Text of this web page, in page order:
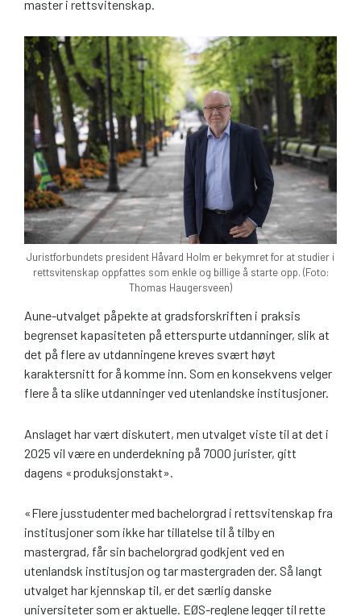
master i rettsvitenskap.
Juristforbundets president Håvard Holm er bekymret for at studier i
rettsvitenskap oppfattes som enkle og billige å starte opp. (Foto:
Thomas Haugersveen)
Aune-utvalget påpekte at gradsforskriften i praksis
begrenset kapasiteten på etterspurte utdanninger, slik at
det på flere av utdanningene kreves svært høyt
karaktersnitt for å komme inn. Som en konsekvens velger
flere å ta slike utdanninger ved utenlandske institusjoner.
Anslaget har vært diskutert, men utvalget viste til at det i
2025 vil være en underdekning på 7000 jurister, gitt
dagens «produksjonstakt».
«Flere jusstudenter med bachelorgrad i rettsvitenskap fra
institusjoner som ikke har tillatelse til å tilby en
mastergrad, får sin bachelorgrad godkjent ved en
utenlandsk institusjon og tar mastergraden der. Så langt
utvalget har kjennskap til, er det særlig danske
universiteter som er aktuelle. EØS-reglene legger til rette